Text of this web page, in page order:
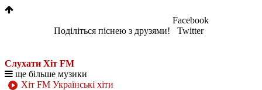
Поділіться піснею з друзями!
Facebook
Twitter
Слухати Хіт FM
ще більше музики
Хіт FM Українські хіти